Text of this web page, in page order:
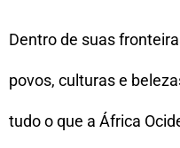
Dentro de suas
povos, culturas e
tudo o que a África